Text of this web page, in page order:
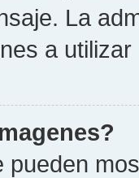
La
a
pueden